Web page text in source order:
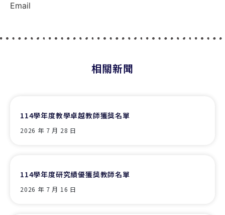
Email
相關新聞
114學年度教學卓越教師獲獎名單
2026 年 7 月 28 日
114學年度研究績優獲獎教師名單
2026 年 7 月 16 日